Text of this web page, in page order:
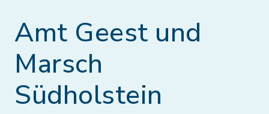
Amt Geest und
Marsch
Südholstein